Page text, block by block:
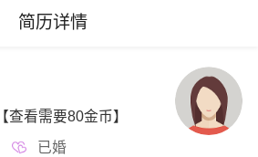
简历详情
【查看需要80金币】
已婚